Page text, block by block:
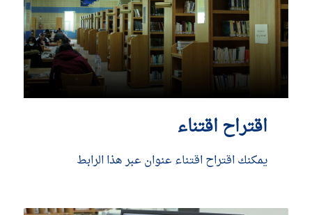
اقتراح اقتناء
يمكنك اقتراح اقتناء عنوان عبر هذا الرابط